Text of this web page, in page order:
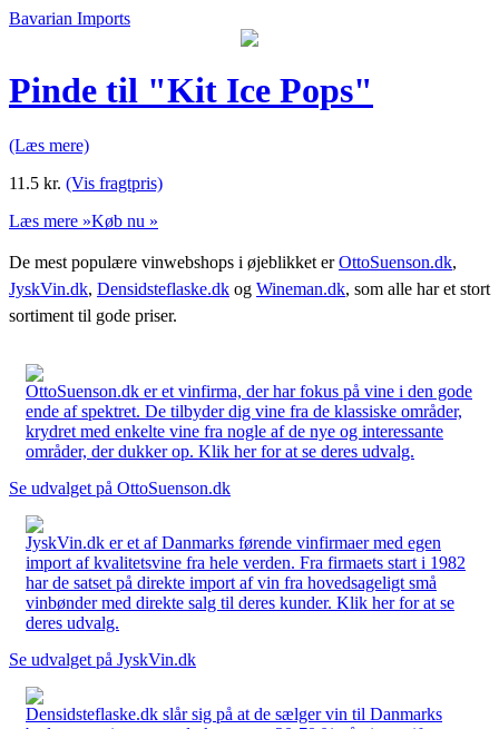
Bavarian Imports
Pinde til "Kit Ice Pops"
(Læs mere)
11.5 kr. (Vis fragtpris)
Læs mere »Køb nu »
De mest populære vinwebshops i øjeblikket erOttoSuenson.dk,
JyskVin.dk, Densidsteflaske.dk og Wineman.dk, som alle har et stort
sortiment til gode priser.
OttoSuenson.dk er et vinfirma, der har fokus på vine i den gode
ende af spektret. De tilbyder dig vine fra de klassiske områder,
krydret med enkelte vine fra nogle af de nye og interessante
områder, der dukker op. Klik her for at se deres udvalg.
Se udvalget på OttoSuenson.dk
JyskVin.dk er et af Danmarks førende vinfirmaer med egen
import af kvalitetsvine fra hele verden. Fra firmaets start i 1982
har de satset på direkte import af vin fra hovedsageligt små
vinbønder med direkte salg til deres kunder. Klik her for at se
deres udvalg.
Se udvalget på JyskVin.dk
Densidsteflaske.dk slår sig på at de sælger vin til Danmarks